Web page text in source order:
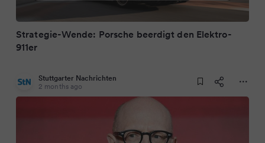
Strategie-Wende: Porsche beerdigt den Elektro-
911er
Stuttgarter Nachrichten
2 months ago